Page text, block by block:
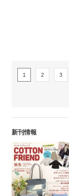
1 2 3
新刊情報